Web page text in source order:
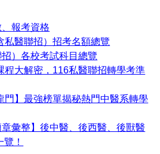
報考資格
私醫聯招）招考名額總覽
）各校考試科目總覽
程大解密，116私醫聯招轉學考準
門】最強榜單揭秘熱門中醫系轉學
章彙整】後中醫、後西醫、後獸醫
！